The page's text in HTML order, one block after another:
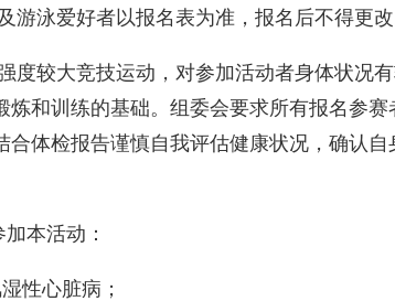
游泳爱好者以报名表为准，报名后不得更改
度较大竞技运动，对参加活动者身体状况
炼和训练的基础。组委会要求所有报名参
合体检报告谨慎自我评估健康状况，确认
本活动：
性心脏病；